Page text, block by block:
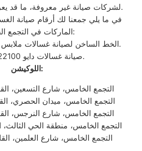
لشركات صيانة غير معروفة، ما قد يعرضك لعمليات النصب.
في ما يلي جمعنا لك أرقام صيانة
الماركات في التجمع الخامس:
الخط الساخن لصيانة غسالات ملابس دايو 01210999852.
صيانة غسالات دايو 01096922100.
اللوكيشن:
التجمع الخامس، شارع التسعين،
التجمع الخامس، ميدان الحصري،
التجمع الخامس، شارع النرجس،
التجمع الخامس، منطقة الحي الثالث،
التجمع الخامس، شارع العلمين،